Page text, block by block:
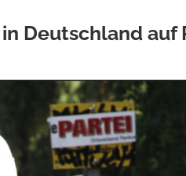
Deutschland auf